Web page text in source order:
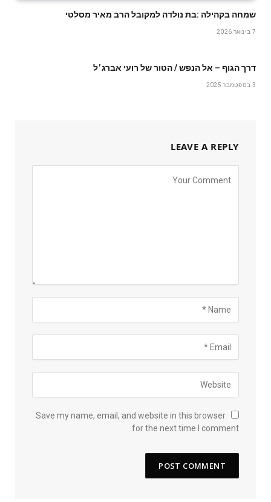
שמחה‭ ‬בקהילה‭: ‬בת‭ ‬נולדה‭ ‬למקובל‭ ‬הרב‭ ‬מאיר‭ ‬מסלטי
7 בינואר 2026
דרך הגוף – אל הנפש / הטור של רועי אברג׳ל
3 בספטמבר 2025
LEAVE A REPLY
Save my name, email, and website in this browser
for the next time I comment.